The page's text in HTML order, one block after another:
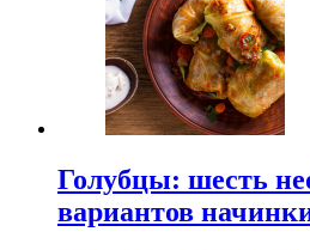
Голубцы: шесть
вариантов